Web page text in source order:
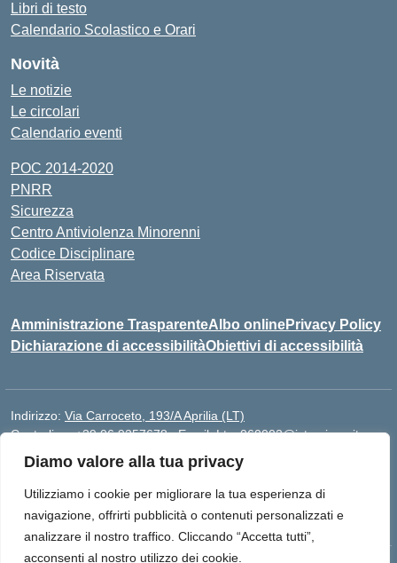
Diamo valore alla tua privacy
Utilizziamo i cookie per migliorare la tua esperienza di
navigazione, offrirti pubblicità o contenuti personalizzati e
analizzare il nostro traffico. Cliccando “Accetta tutti”,
acconsenti al nostro utilizzo dei cookie.
Libri di testo
Calendario Scolastico e Orari
Novità
Le notizie
Le circolari
Calendario eventi
POC 2014-2020
PNRR
Sicurezza
Centro Antiviolenza Minorenni
Codice Disciplinare
Area Riservata
Amministrazione TrasparenteAlbo onlinePrivacy Policy
Dichiarazione di accessibilitàObiettivi di accessibilità
Indirizzo: Via Carroceto, 193/A Aprilia (LT)
Centralino:+39 06 9257678 Email:Ltps060002@istruzione.it
Posta elettronica certificata (PEC):Ltps060002@pec.istruzione.it
Codice meccanografico:
LTPS060002